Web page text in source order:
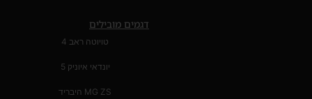
דגמים מובילים
טויוטה ראב 4
יונדאי איוניק 5
MG ZS היבריד